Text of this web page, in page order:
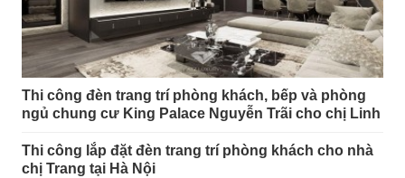
Thi công đèn trang trí phòng khách, bếp và phòng
ngủ chung cư King Palace Nguyễn Trãi cho chị Linh
Thi công lắp đặt đèn trang trí phòng khách cho nhà
chị Trang tại Hà Nội